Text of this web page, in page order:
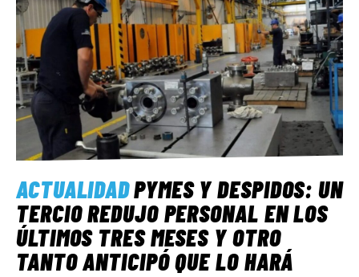
ACTUALIDADPYMES Y DESPIDOS: UN
TERCIO REDUJO PERSONAL EN LOS
ÚLTIMOS TRES MESES Y OTRO
TANTO ANTICIPÓ QUE LO HARÁ